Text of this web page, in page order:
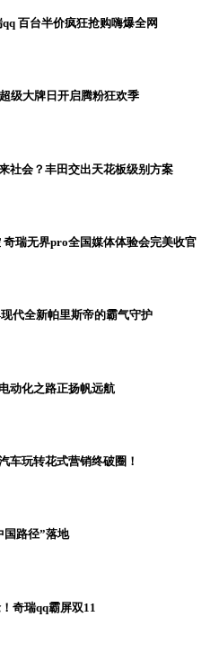
百台半价疯狂抢购嗨爆全网
级大牌日开启腾粉狂欢季
社会？丰田交出天花板级别方案
瑞无界pro全国媒体体验会完美收官
代全新帕里斯帝的霸气守护
动化之路正扬帆远航
车玩转花式营销终破圈！
国路径”落地
奇瑞qq霸屏双11